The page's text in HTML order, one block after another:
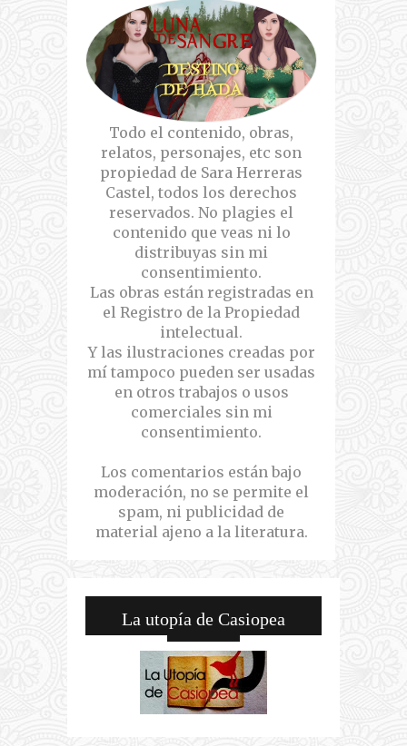
Todo el contenido, obras,
relatos, personajes, etc son
propiedad de Sara Herreras
Castel, todos los derechos
reservados. No plagies el
contenido que veas ni lo
distribuyas sin mi
consentimiento.
Las obras están registradas en
el Registro de la Propiedad
intelectual.
Y las ilustraciones creadas por
mí tampoco pueden ser usadas
en otros trabajos o usos
comerciales sin mi
consentimiento.
Los comentarios están bajo
moderación, no se permite el
spam, ni publicidad de
material ajeno a la literatura.
La utopía de Casiopea